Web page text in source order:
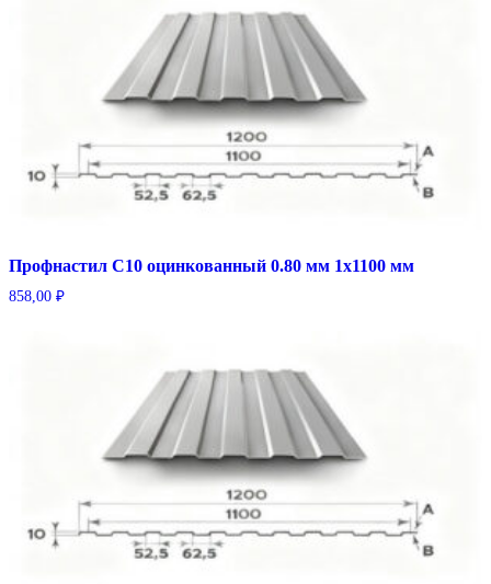
Профнастил С10 оцинкованный 0.80 мм 1х1100 мм
858,00 ₽